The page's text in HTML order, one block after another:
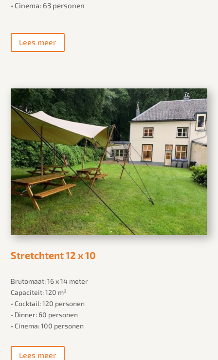
• Cinema: 63 personen
Lees meer
Stretchtent 12 x 10
Brutomaat: 16 x 14 meter
Capaciteit: 120 m²
• Cocktail: 120 personen
• Dinner: 60 personen
• Cinema: 100 personen
Lees meer